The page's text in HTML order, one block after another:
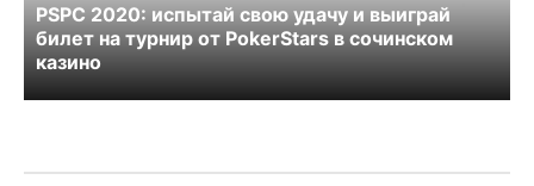
PSPC 2020: испытай свою удачу и выиграй
билет на турнир от PokerStars в сочинском
казино